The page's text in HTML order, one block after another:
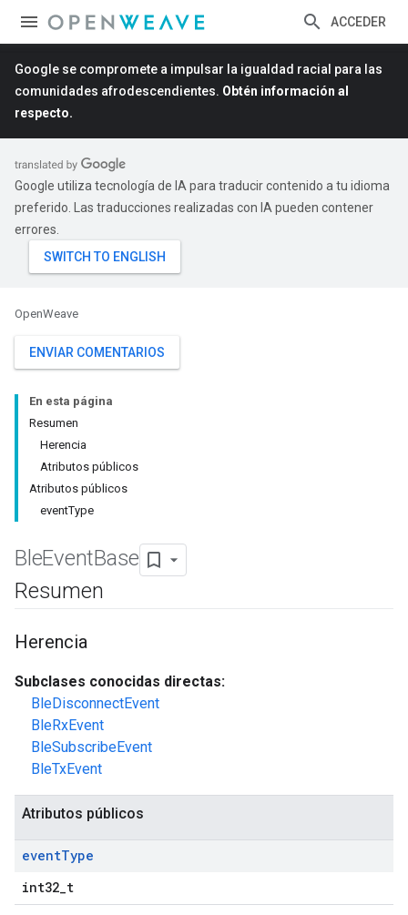
ACCEDER
Google se compromete a impulsar la igualdad racial para las
comunidades afrodescendientes. Obtén información al
respecto.
Google utiliza tecnología de IA para traducir contenido a tu idioma
preferido. Las traducciones realizadas con IA pueden contener
errores.
OpenWeave
ENVIAR COMENTARIOS
En esta página
Resumen
Herencia
Atributos públicos
Atributos públicos
eventType
BleEventBase
Resumen
Herencia
Subclases conocidas directas:
BleDisconnectEvent
BleRxEvent
BleSubscribeEvent
BleTxEvent
Atributos públicos
eventType
int32_t